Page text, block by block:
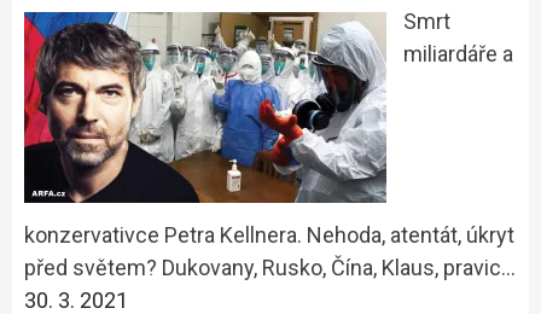
Smrt
miliardáře a
konzervativce Petra Kellnera. Nehoda, atentát, úkryt
před světem? Dukovany, Rusko, Čína, Klaus, pravic…
30. 3. 2021